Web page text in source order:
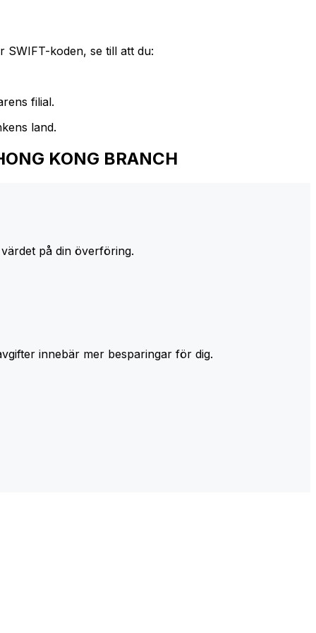
koden, se till att du:
filial.
land.
KONG BRANCH
på din överföring.
innebär mer besparingar för dig.